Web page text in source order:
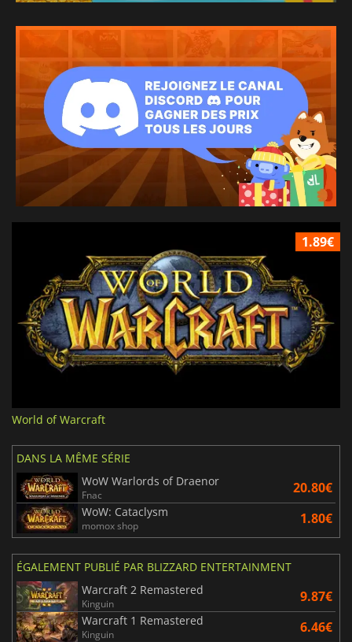
1.89€
World of Warcraft
DANS LA MÊME SÉRIE
WoW Warlords of Draenor
Fnac 20.80€
WoW: Cataclysm
momox shop 1.80€
ÉGALEMENT PUBLIÉ PAR BLIZZARD ENTERTAINMENT
Warcraft 2 Remastered
Kinguin 9.87€
Warcraft 1 Remastered
Kinguin 6.46€